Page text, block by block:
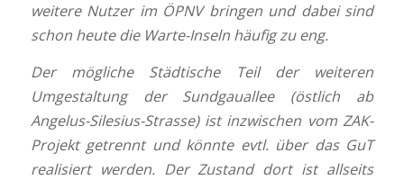
weitere Nutzer im ÖPNV bringen und dabei sind
schon heute die Warte-Inseln häufig zu eng.
Der mögliche Städtische Teil der weiteren
Umgestaltung der Sundgauallee (östlich ab
Angelus-Silesius-Strasse) ist inzwischen vom ZAK-
Projekt getrennt und könnte evtl. über das GuT
realisiert werden. Der Zustand dort ist allseits